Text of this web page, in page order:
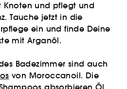
Knoten und pflegt und
Tauche jetzt in die
ein und finde Deine
mit Arganöl.
Badezimmer sind auch
von Moroccanoil. Die
absorbieren Öl,